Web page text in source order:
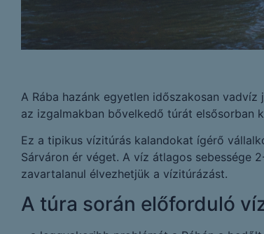
A Rába hazánk egyetlen időszakosan
az izgalmakban bővelkedő túrát elsősorban
Ez a tipikus vízitúrás kalandokat ígérő
Sárváron ér véget. A víz átlagos sebessége
zavartalanul élvezhetjük a vízitúrázást.
A túra során előforduló